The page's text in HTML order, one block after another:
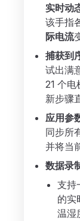
实时动
该手指
际电流
捕获到
试出满
21 个电
新步骤
应用参
同步所
并将当
数据录
支持
的实
温湿